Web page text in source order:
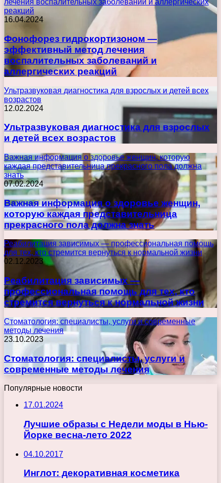
лечения воспалительных заболеваний и аллергических
реакций
16.04.2024
Фонофорез гидрокортизоном —
эффективный метод лечения
воспалительных заболеваний и
аллергических реакций
Ультразвуковая диагностика для взрослых и детей всех
возрастов
12.02.2024
Ультразвуковая диагностика для взрослых
и детей всех возрастов
Важная информация о здоровье женщин, которую
каждая представительница прекрасного пола должна
знать
07.02.2024
Важная информация о здоровье женщин,
которую каждая представительница
прекрасного пола должна знать
Реабилитация зависимых — профессиональная помощь
для тех, кто стремится вернуться к нормальной жизни
02.12.2023
Реабилитация зависимых —
профессиональная помощь для тех, кто
стремится вернуться к нормальной жизни
Стоматология: специалисты, услуги и современные
методы лечения
23.10.2023
Стоматология: специалисты, услуги и
современные методы лечения
Популярные новости
17.01.2024
Лучшие образы с Недели моды в Нью-
Йорке весна-лето 2022
04.10.2017
Инглот: декоративная косметика